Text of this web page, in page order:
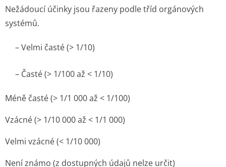
Nežádoucí účinky jsou řazeny podle tříd orgánových
systémů.
– Velmi časté (> 1/10)
– Časté (> 1/100 až < 1/10)
Méně časté (> 1/1 000 až < 1/100)
Vzácné (> 1/10 000 až < 1/1 000)
Velmi vzácné (< 1/10 000)
Není známo (z dostupných údajů nelze určit)